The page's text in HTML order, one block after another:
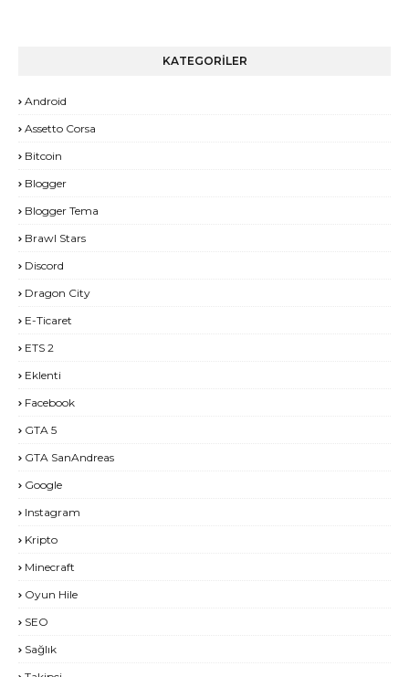
KATEGORİLER
Android
Assetto Corsa
Bitcoin
Blogger
Blogger Tema
Brawl Stars
Discord
Dragon City
E-Ticaret
ETS 2
Eklenti
Facebook
GTA 5
GTA SanAndreas
Google
Instagram
Kripto
Minecraft
Oyun Hile
SEO
Sağlık